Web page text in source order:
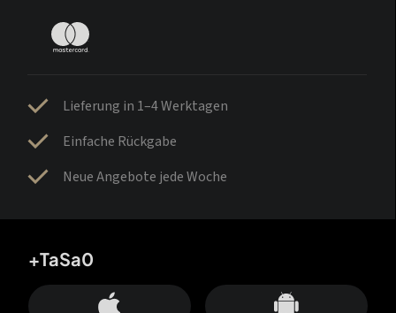
Lieferung in 1–4 Werktagen
Einfache Rückgabe
Neue Angebote jede Woche
+TaSa0